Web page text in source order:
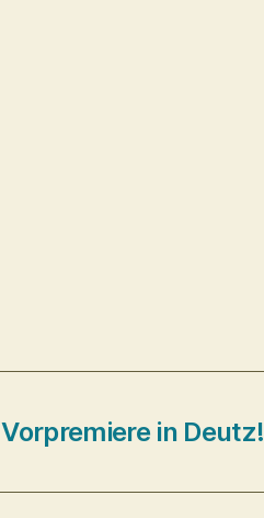
Vorpremiere in Deutz!